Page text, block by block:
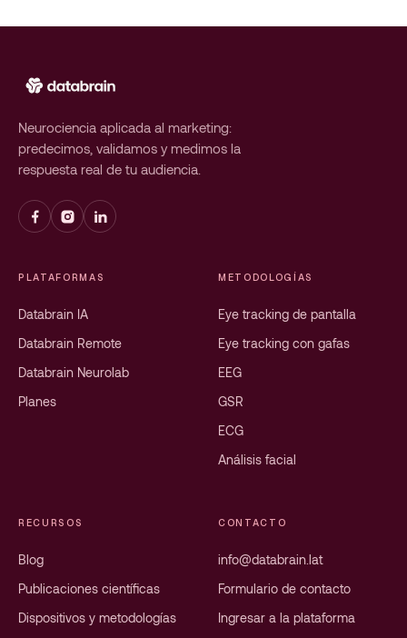
Neurociencia aplicada al marketing:
predecimos, validamos y medimos la
respuesta real de tu audiencia.
PLATAFORMAS
Databrain IA
Databrain Remote
Databrain Neurolab
Planes
METODOLOGÍAS
Eye tracking de pantalla
Eye tracking con gafas
EEG
GSR
ECG
Análisis facial
RECURSOS
Blog
Publicaciones científicas
Dispositivos y metodologías
CONTACTO
info@databrain.lat
Formulario de contacto
Ingresar a la plataforma